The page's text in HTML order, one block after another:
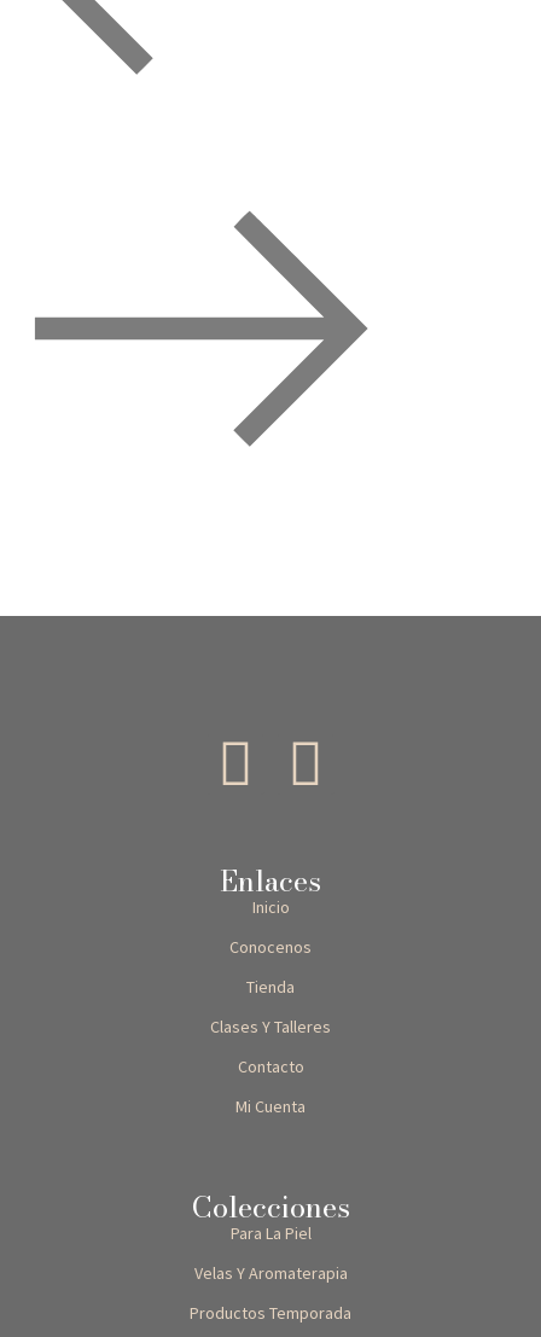
Enlaces
Inicio
Conocenos
Tienda
Clases Y Talleres
Contacto
Mi Cuenta
Colecciones
Para La Piel
Velas Y Aromaterapia
Productos Temporada